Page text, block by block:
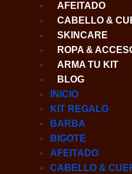
AFEITADO
CABELLO &
SKINCARE
ROPA &
ARMA TU KIT
BLOG
INICIO
KIT REGALO
BARBA
BIGOTE
AFEITADO
CABELLO &